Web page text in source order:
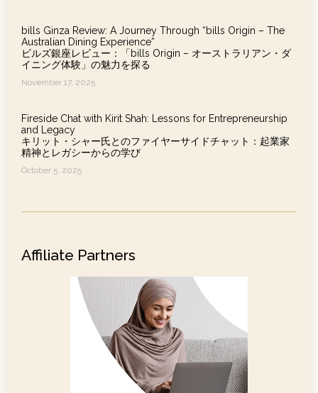
bills Ginza Review: A Journey Through “bills Origin – The
Australian Dining Experience”
ビルズ銀座レビュー：「bills Origin – オーストラリアン・ダ
イニング体験」の魅力を探る
November 17, 2025
Fireside Chat with Kirit Shah: Lessons for Entrepreneurship
and Legacy
キリット・シャー氏とのファイヤーサイドチャット：起業家
精神とレガシーからの学び
October 5, 2025
Affiliate Partners